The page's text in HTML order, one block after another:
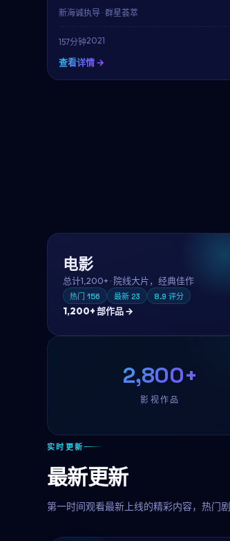
映的青春佳作集结了金泰梨、阿部宽、河正
宇等当红演员，用157分钟的篇幅记录下属
新海诚执导 · 群星荟萃
157分钟2021
查看详情 →
电影
总计1,200+· 院线大片，经典佳作
热门 156 最新 23 8.9 评分
1,200+部作品 →
2,800+
影视作品
实时更新
最新更新
第一时间观看最新上线的精彩内容，热门